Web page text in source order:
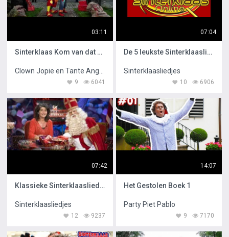
03:11
Sinterklaas Kom van dat Dak af
6041
9
07:04
De 5 leukste Sinterklaasliedjes
Sinterklaasliedjes
6906
10
07:42
Klassieke Sinterklaasliedjes
Sinterklaasliedjes
9237
12
14:07
Het Gestolen Boek 1
Party Piet Pablo
7170
9